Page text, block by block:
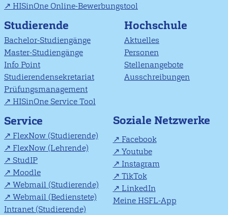
HISinOne Online-Bewerbungstool
Studierende
Bachelor-Studiengänge
Master-Studiengänge
Info Point
Studierendensekretariat
Prüfungsmanagement
HISinOne Service Tool
Hochschule
Aktuelles
Personen
Stellenangebote
Ausschreibungen
Service
FlexNow (Studierende)
FlexNow (Lehrende)
StudIP
Moodle
Webmail (Studierende)
Webmail (Bedienstete)
Intranet (Studierende)
Soziale Netzwerke
Facebook
Youtube
Instagram
TikTok
LinkedIn
Meine HSFL-App